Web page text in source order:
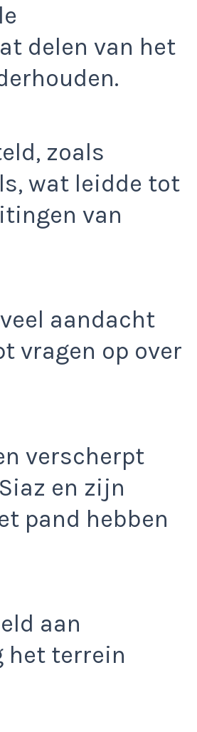
delen van het
zoals
wat leidde tot
van
aandacht
vragen op over
verscherpt
en zijn
pand hebben
aan
het terrein